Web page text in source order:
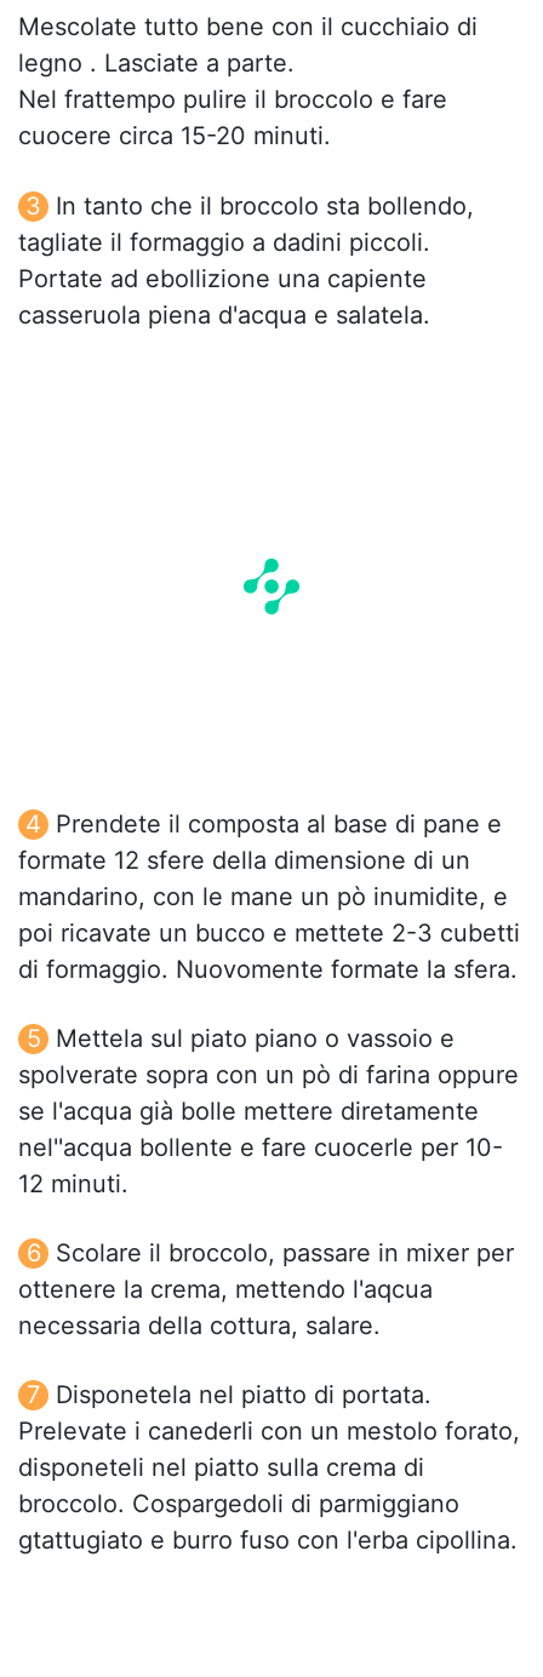
Mescolate tutto bene con il cucchiaio di
legno . Lasciate a parte.
Nel frattempo pulire il broccolo e fare
cuocere circa 15-20 minuti.
In tanto che il broccolo sta bollendo,
tagliate il formaggio a dadini piccoli.
Portate ad ebollizione una capiente
casseruola piena d'acqua e salatela.
Prendete il composta al base di pane e
formate 12 sfere della dimensione di un
mandarino, con le mane un pò inumidite, e
poi ricavate un bucco e mettete 2-3 cubetti
di formaggio. Nuovomente formate la sfera.
Mettela sul piato piano o vassoio e
spolverate sopra con un pò di farina oppure
se l'acqua già bolle mettere diretamente
nel''acqua bollente e fare cuocerle per 10-
12 minuti.
Scolare il broccolo, passare in mixer per
ottenere la crema, mettendo l'aqcua
necessaria della cottura, salare.
Disponetela nel piatto di portata.
Prelevate i canederli con un mestolo forato,
disponeteli nel piatto sulla crema di
broccolo. Cospargedoli di parmiggiano
gtattugiato e burro fuso con l'erba cipollina.